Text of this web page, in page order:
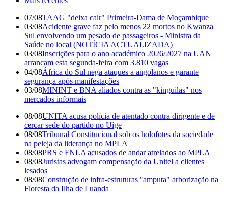
07/08TAAG "deixa cair" Primeira-Dama de Moçambique
03/08Acidente grave faz pelo menos 22 mortos no Kwanza
Sul envolvendo um pesado de passageiros - Ministra da
Saúde no local (NOTÍCIA ACTUALIZADA)
03/08Inscrições para o ano académico 2026/2027 na UAN
arrancam esta segunda-feira com 3.810 vagas
04/08África do Sul nega ataques a angolanos e garante
segurança após manifestações
03/08MININT e BNA aliados contra as "kinguilas" nos
mercados informais
08/08UNITA acusa polícia de atentado contra dirigente e de
cercar sede do partido no Uíge
08/08Tribunal Constitucional sob os holofotes da sociedade
na peleja da liderança no MPLA
08/08PRS e FNLA acusados de andar atrelados ao MPLA
08/08Juristas advogam compensação da Unitel a clientes
lesados
08/08Construção de infra-estruturas "amputa" arborização na
Floresta da Ilha de Luanda